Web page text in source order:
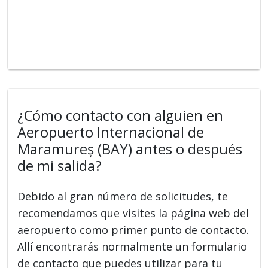
¿Cómo contacto con alguien en
Aeropuerto Internacional de
Maramureș (BAY) antes o después
de mi salida?
Debido al gran número de solicitudes, te
recomendamos que visites la página web del
aeropuerto como primer punto de contacto.
Allí encontrarás normalmente un formulario
de contacto que puedes utilizar para tu